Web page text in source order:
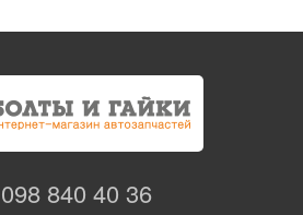
098 840 40 36